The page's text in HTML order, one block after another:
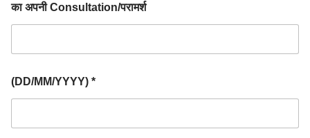
का अपनी Consultation/परामर्श
(DD/MM/YYYY) *